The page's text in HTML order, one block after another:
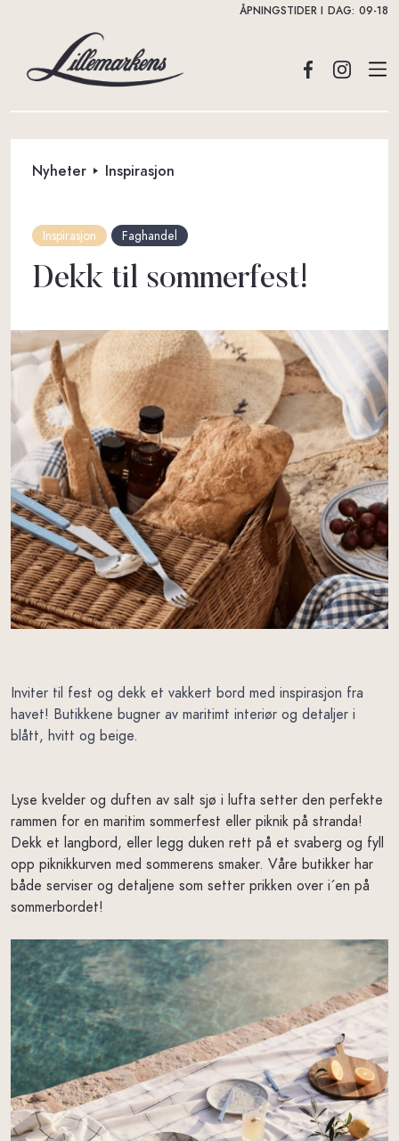
ÅPNINGSTIDER I DAG: 09-18
Nyheter Inspirasjon
Inspirasjon Faghandel
Dekk til sommerfest!
Inviter til fest og dekk et vakkert bord med inspirasjon fra
havet! Butikkene bugner av maritimt interiør og detaljer i
blått, hvitt og beige.
Lyse kvelder og duften av salt sjø i lufta setter den perfekte
rammen for en maritim sommerfest eller piknik på stranda!
Dekk et langbord, eller legg duken rett på et svaberg og fyll
opp piknikkurven med sommerens smaker. Våre butikker har
både serviser og detaljene som setter prikken over i´en på
sommerbordet!